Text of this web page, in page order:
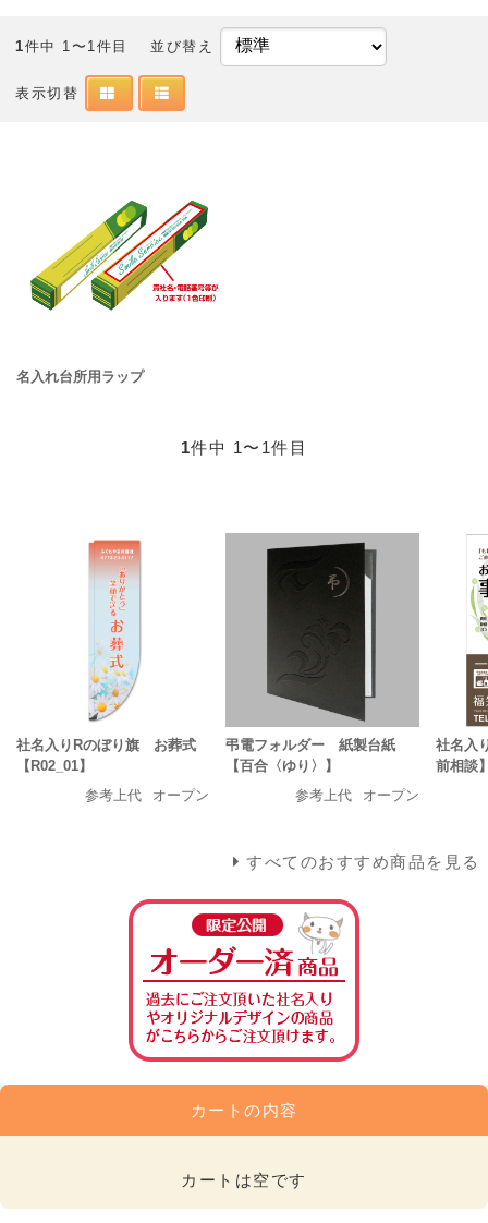
1件中 1〜1件目 並び替え
表示切替
名入れ台所用ラップ
1件中 1〜1件目
社名入りRのぼり旗 お葬式
【R02_01】
参考上代
オープン
弔電フォルダー 紙製台紙
【百合〈ゆり〉】
参考上代
オープン
社名入
前相談
すべてのおすすめ商品を見る
カートの内容
カートは空です